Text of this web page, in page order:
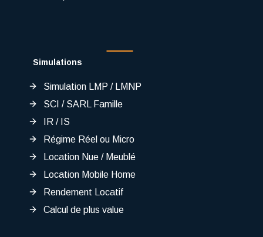
Simulations
Simulation LMP / LMNP
SCI / SARL Famille
IR / IS
Régime Réel ou Micro
Location Nue / Meublé
Location Mobile Home
Rendement Locatif
Calcul de plus value